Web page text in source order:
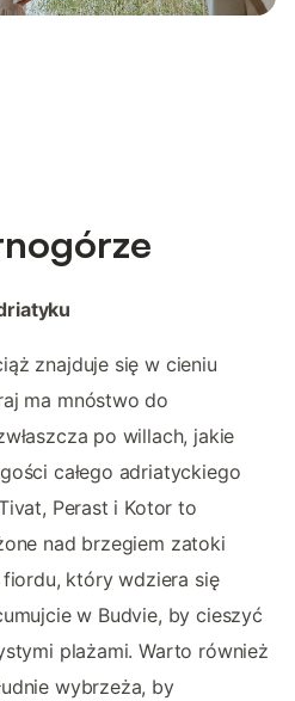
znajduje się w cieniu
ma mnóstwo do
po willach, jakie
całego adriatyckiego
Perast i Kotor to
nad brzegiem zatoki
który wdziera się
w Budvie, by cieszyć
plażami. Warto również
wybrzeża, by